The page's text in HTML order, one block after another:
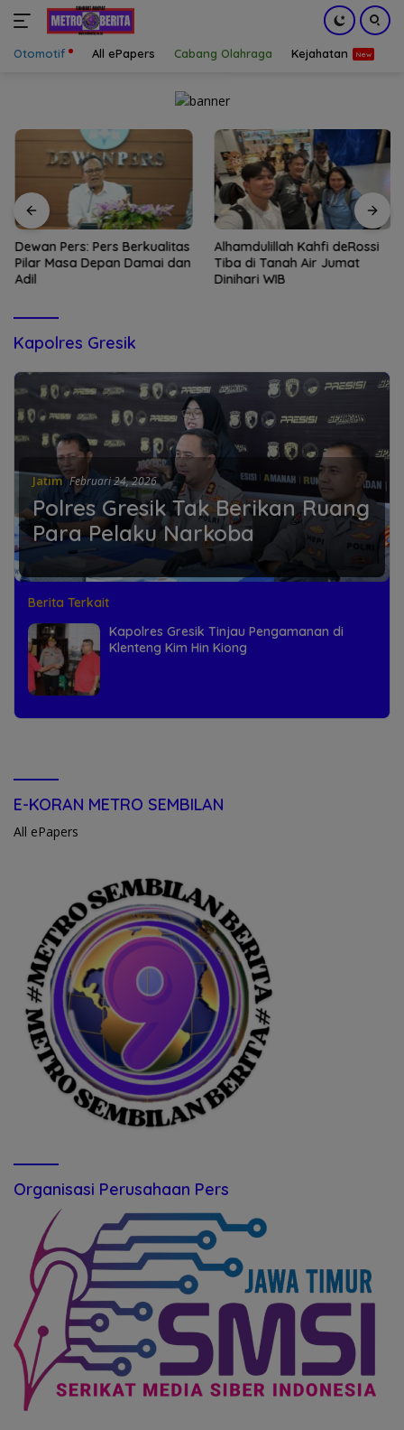
Otomotif All ePapers Cabang Olahraga Kejahatan
Dewan Pers: Pers Berkualitas
Pilar Masa Depan Damai dan
Adil
Alhamdulillah Kahfi deRossi
Tiba di Tanah Air Jumat
Dinihari WIB
Kapolres Gresik
Jatim Februari 24, 2026
Polres Gresik Tak Berikan Ruang
Para Pelaku Narkoba
Berita Terkait
Kapolres Gresik Tinjau Pengamanan di
Klenteng Kim Hin Kiong
E-KORAN METRO SEMBILAN
All ePapers
Organisasi Perusahaan Pers